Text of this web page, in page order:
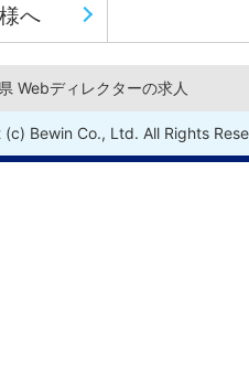
へ
Webディレクターの求人
Bewin Co., Ltd. All Rights